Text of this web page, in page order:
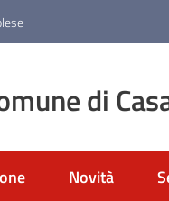
di
Novità